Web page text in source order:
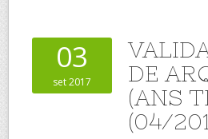
03
set 2017
DE
(ANS
(04/